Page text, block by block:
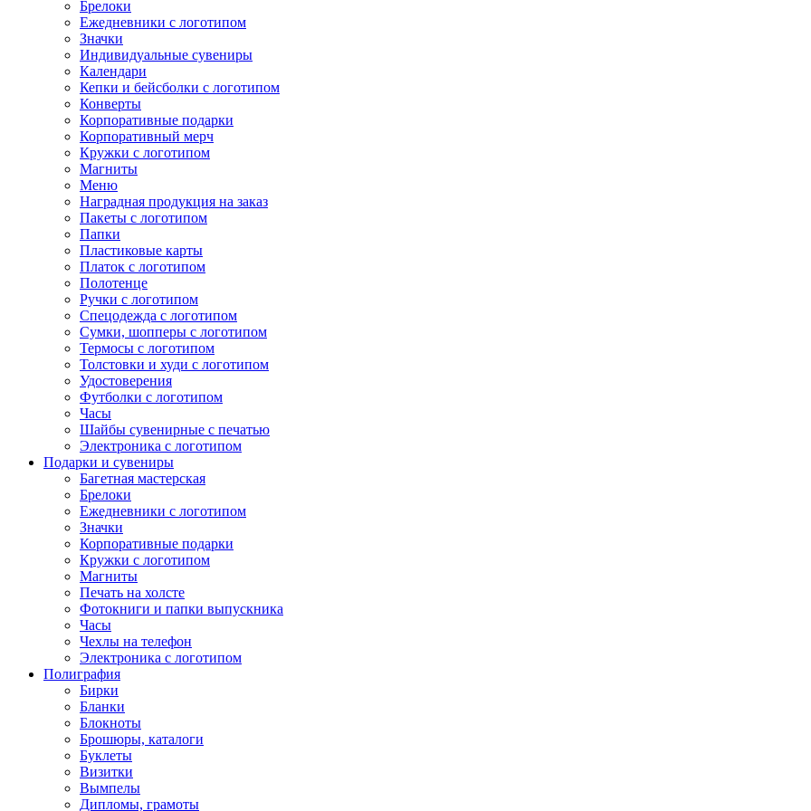
Брелоки
Ежедневники с логотипом
Значки
Индивидуальные сувениры
Календари
Кепки и бейсболки с логотипом
Конверты
Корпоративные подарки
Корпоративный мерч
Кружки с логотипом
Магниты
Меню
Наградная продукция на заказ
Пакеты с логотипом
Папки
Пластиковые карты
Платок с логотипом
Полотенце
Ручки с логотипом
Спецодежда с логотипом
Сумки, шопперы с логотипом
Термосы с логотипом
Толстовки и худи с логотипом
Удостоверения
Футболки с логотипом
Часы
Шайбы сувенирные с печатью
Электроника с логотипом
Подарки и сувениры
Багетная мастерская
Брелоки
Ежедневники с логотипом
Значки
Корпоративные подарки
Кружки с логотипом
Магниты
Печать на холсте
Фотокниги и папки выпускника
Часы
Чехлы на телефон
Электроника с логотипом
Полиграфия
Бирки
Бланки
Блокноты
Брошюры, каталоги
Буклеты
Визитки
Вымпелы
Дипломы, грамоты